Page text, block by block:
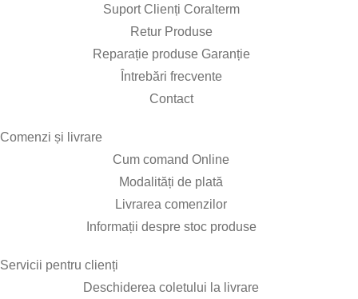
Suport Clienți Coralterm
Retur Produse
Reparație produse Garanție
Întrebări frecvente
Contact
Comenzi și livrare​
Cum comand Online
Modalități de plată
Livrarea comenzilor
Informații despre stoc produse
Servicii pentru clienți​
Deschiderea coletului la livrare